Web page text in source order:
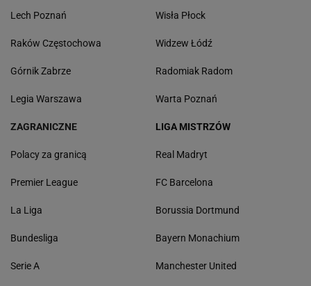
Lech Poznań
Raków Częstochowa
Górnik Zabrze
Legia Warszawa
Wisła Płock
Widzew Łódź
Radomiak Radom
Warta Poznań
ZAGRANICZNE
Polacy za granicą
Premier League
La Liga
Bundesliga
Serie A
LIGA MISTRZÓW
Real Madryt
FC Barcelona
Borussia Dortmund
Bayern Monachium
Manchester United